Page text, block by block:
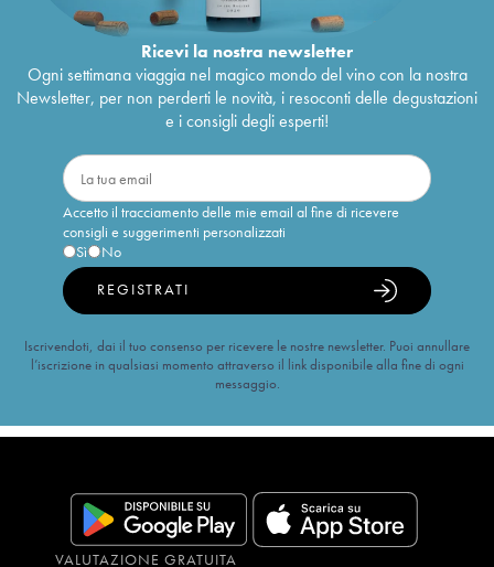
Ricevi la nostra newsletter
Ogni settimana viaggia nel magico mondo del vino con la nostra
Newsletter, per non perderti le novità, i resoconti delle degustazioni
e i consigli degli esperti!
Accetto il tracciamento delle mie email al fine di ricevere
consigli e suggerimenti personalizzati
Sì
No
REGISTRATI
Iscrivendoti, dai il tuo consenso per ricevere le nostre newsletter. Puoi annullare
l’iscrizione in qualsiasi momento attraverso il link disponibile alla fine di ogni
messaggio.
VALUTAZIONE GRATUITA